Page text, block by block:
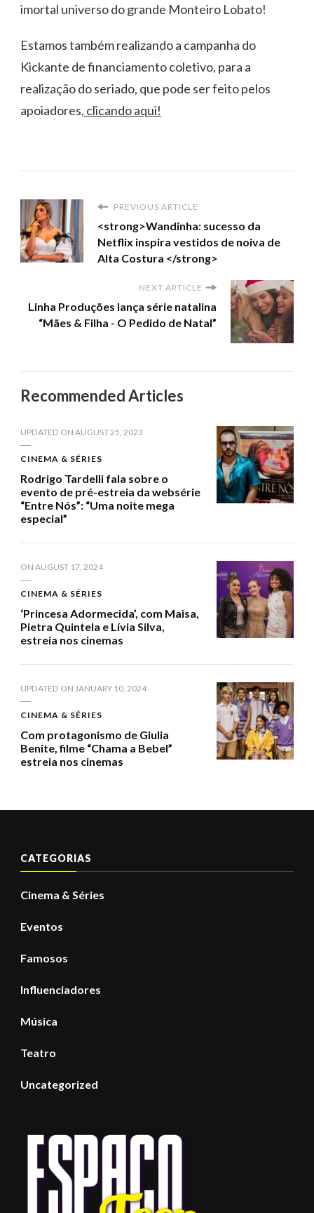
imortal universo do grande Monteiro Lobato!
Estamos também realizando a campanha do
Kickante de financiamento coletivo, para a
realização do seriado, que pode ser feito pelos
apoiadores, clicando aqui!
PREVIOUS ARTICLE
<strong>Wandinha: sucesso da
Netflix inspira vestidos de noiva de
Alta Costura </strong>
NEXT ARTICLE
Linha Produções lança série natalina
“Mães & Filha - O Pedido de Natal”
Recommended Articles
UPDATED ON AUGUST 25, 2023
CINEMA & SÉRIES
Rodrigo Tardelli fala sobre o
evento de pré-estreia da websérie
“Entre Nós”: “Uma noite mega
especial”
ON AUGUST 17, 2024
CINEMA & SÉRIES
‘Princesa Adormecida’, com Maisa,
Pietra Quintela e Lívia Silva,
estreia nos cinemas
UPDATED ON JANUARY 10, 2024
CINEMA & SÉRIES
Com protagonismo de Giulia
Benite, filme “Chama a Bebel”
estreia nos cinemas
CATEGORIAS
Cinema & Séries
Eventos
Famosos
Influenciadores
Música
Teatro
Uncategorized